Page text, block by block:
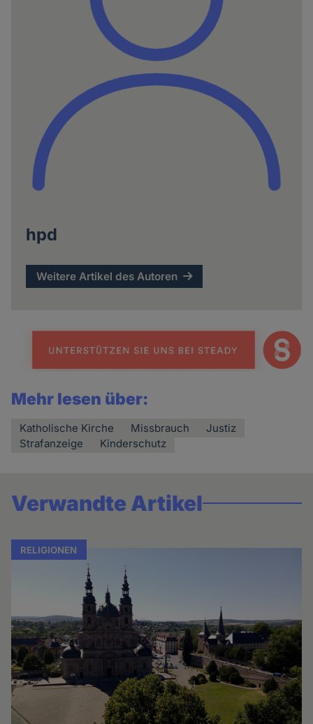
hpd
Weitere Artikel des Autoren
Mehr lesen über:
Katholische Kirche Missbrauch
Justiz
Strafanzeige
Kinderschutz
Verwandte Artikel
RELIGIONEN